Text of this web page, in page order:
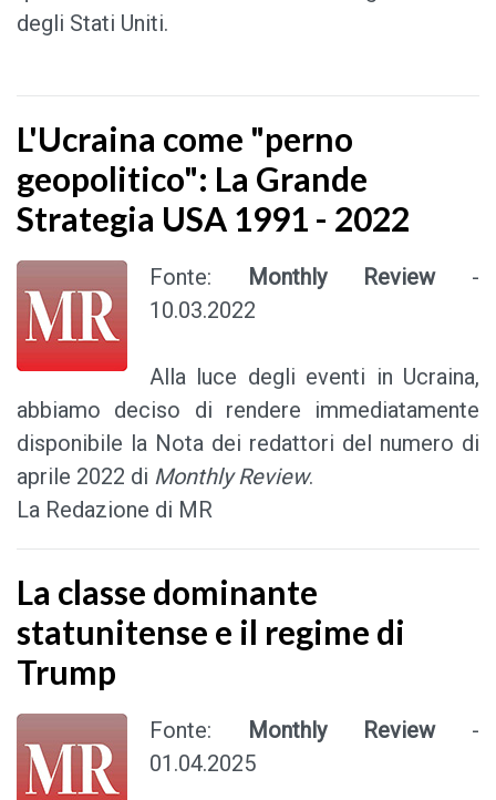
degli Stati Uniti.
L'Ucraina come "perno
geopolitico": La Grande
Strategia USA 1991 - 2022
Fonte: Monthly Review-
10.03.2022
Alla luce degli eventi in Ucraina,
abbiamo deciso di rendere immediatamente
disponibile la Nota dei redattori del numero di
aprile 2022 di Monthly Review.
La Redazione di MR
La classe dominante
statunitense e il regime di
Trump
Fonte: Monthly Review-
01.04.2025